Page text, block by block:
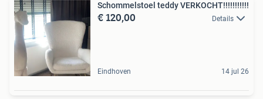
Schommelstoel teddy VERKOCHT!!!!!!!!!!!
€ 120,00 Details
Eindhoven 14 jul 26